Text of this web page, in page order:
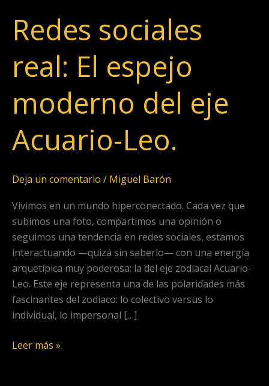
Redes sociales
real: El espejo
moderno del eje
Acuario-Leo.
Deja un comentario / Miguel Barón
Vivimos en un mundo hiperconectado. Cada vez que
subimos una foto, compartimos una opinión o
seguimos una tendencia en redes sociales, estamos
interactuando —quizá sin saberlo— con una energía
arquetípica muy poderosa: la del eje zodiacal Acuario-
Leo. Este eje representa una de las polaridades más
fascinantes del zodiaco: lo colectivo versus lo
individual, lo impersonal […]
Redes
sociales
El
espejo
moderno
del
eje
Acuario-
Leer más »